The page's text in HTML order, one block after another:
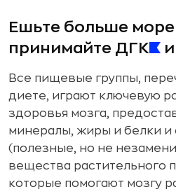
Ешьте больше
принимайте ДГК
Все пищевые группы,
диете, играют ключевую
здоровья мозга,
минералы, жиры и белки и
(полезные, но не
вещества растительного
которые помогают мозгу